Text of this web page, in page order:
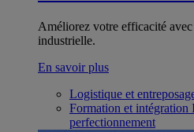
Améliorez votre efficacité
industrielle.
En savoir plus
Logistique et
Formation et intégration
perfectionnement